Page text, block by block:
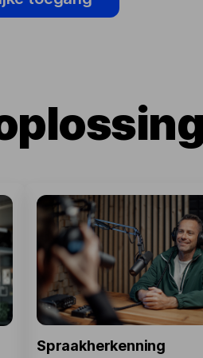
Spraakherkenning